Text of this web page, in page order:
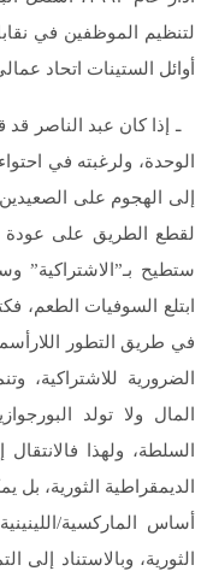
لتنظيم الموظفين في
أوائل الستينات اتحاد عمالي
ـ إذا كان عبد الناصر قد
الوحدة، ولرغبته في
إلى الهجوم على
لقطع الطريق على عودة
ستطيح بـ”الاشتراكية”
ابتلع السوفيات الطعم،
في طريق التطور
الضرورية للاشتراكية،
المال ولا تولد
السلطة، ولهذا
الديمقراطية الثورية،
أساس الماركسية/
الثورية، وبالاستناد إلى